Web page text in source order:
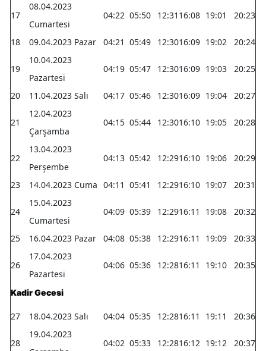
17
08.04.2023
Cumartesi
04:22 05:50 12:31 16:08 19:01 20:23
18 09.04.2023 Pazar 04:21 05:49 12:3016:09 19:02 20:24
19
10.04.2023
Pazartesi
04:19 05:47 12:3016:09 19:03 20:25
20 11.04.2023 Salı 04:17 05:46 12:3016:09 19:04 20:27
21
12.04.2023
Çarşamba
04:15 05:44 12:3016:10 19:05 20:28
22
13.04.2023
Perşembe
04:13 05:42 12:2916:10 19:06 20:29
23 14.04.2023 Cuma 04:11 05:41 12:2916:10 19:07 20:31
24
15.04.2023
Cumartesi
04:09 05:39 12:2916:11 19:08 20:32
25 16.04.2023 Pazar 04:08 05:38 12:2916:11 19:09 20:33
26
17.04.2023
Pazartesi
04:06 05:36 12:2816:11 19:10 20:35
Kadir Gecesi
27 18.04.2023 Salı 04:04 05:35 12:2816:11 19:11 20:36
28
19.04.2023
04:02 05:33 12:2816:12 19:12 20:37